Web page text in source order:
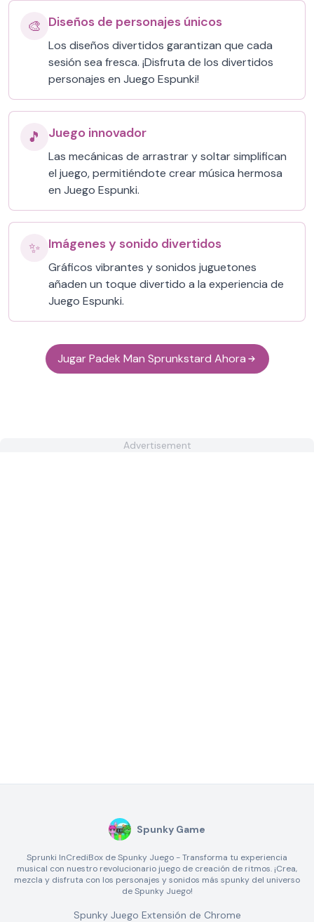
🎨 Diseños de personajes únicos
Los diseños divertidos garantizan que cada
sesión sea fresca. ¡Disfruta de los divertidos
personajes en Juego Espunki!
🎵 Juego innovador
Las mecánicas de arrastrar y soltar simplifican
el juego, permitiéndote crear música hermosa
en Juego Espunki.
✨ Imágenes y sonido divertidos
Gráficos vibrantes y sonidos juguetones
añaden un toque divertido a la experiencia de
Juego Espunki.
Jugar Padek Man Sprunkstard Ahora
Advertisement
Spunky Game
Sprunki InCrediBox de Spunky Juego - Transforma tu experiencia
musical con nuestro revolucionario juego de creación de ritmos. ¡Crea,
mezcla y disfruta con los personajes y sonidos más spunky del universo
de Spunky Juego!
Spunky Juego Extensión de Chrome